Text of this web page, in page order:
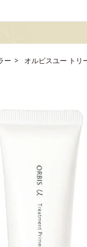
ー オルビスユー トリ